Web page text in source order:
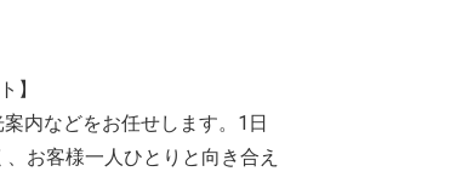
】
内などをお任せします。1日
お客様一人ひとりと向き合え